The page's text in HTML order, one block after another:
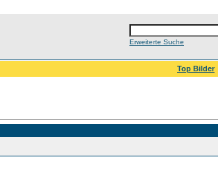
Erweiterte Suche
Top Bilder